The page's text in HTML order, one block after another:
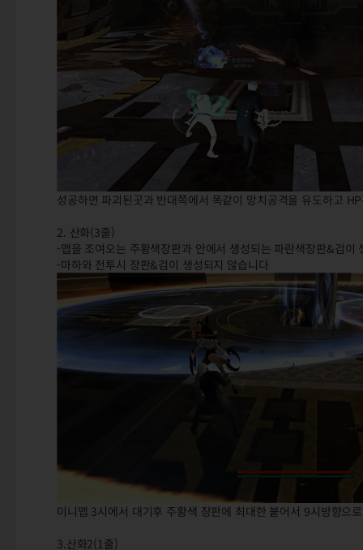
성공하면 파괴된곳과 반대쪽에서 똑같이 망치공격을 유도하고
2. 산화(3줄)
-맵을 조여오는 주황색장판과 안에서 생성되는 파란색장판&검이
-마하와 전투시 장판&검이 생성되지 않습니다
미니맵 3시에서 대기후 주황색 장판에 최대한 붙어서 9시방향으
3.산화2(1줄)